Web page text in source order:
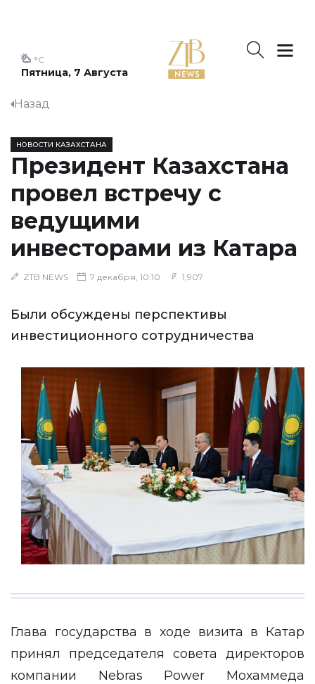
Пятница, 7 Августа
°C
Назад
НОВОСТИ КАЗАХСТАНА
Президент Казахстана
провел встречу с
ведущими
инвесторами из Катара
ZTB NEWS 7 декабря, 10:10 1,907
Были обсуждены перспективы
инвестиционного сотрудничества
Глава государства в ходе визита в Катар
принял председателя совета директоров
компании Nebras Power Мохаммеда